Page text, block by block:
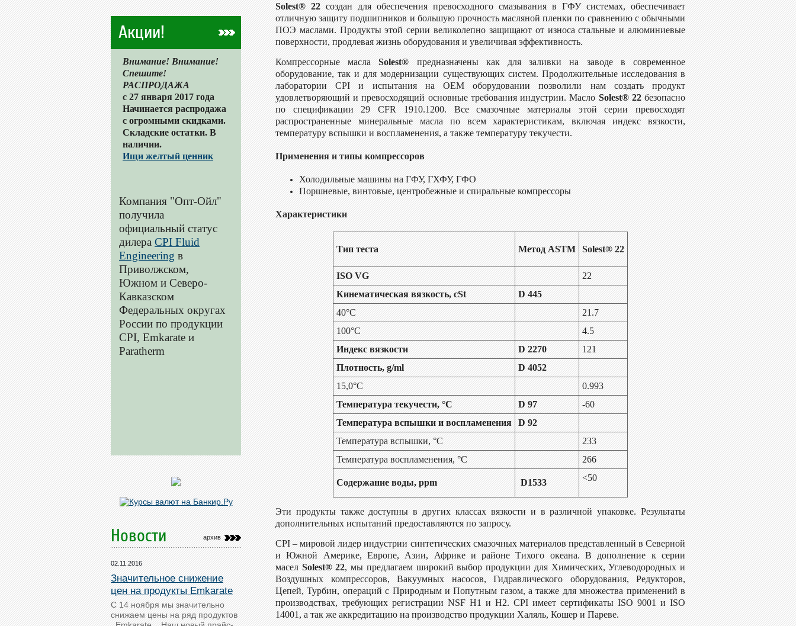
Акции!
Внимание! Внимание!
Спешите!
РАСПРОДАЖА
с 27 января 2017 года
Начинается распродажа
с огромными скидками.
Складские остатки. В
наличии.
Ищи желтый ценник
Компания "Опт-Ойл"
получила
официальный статус
дилера CPI Fluid
Engineering в
Приволжском,
Южном и Северо-
Кавказском
Федеральных округах
России по продукции
CPI, Emkarate и
Paratherm
Новости архив
02.11.2016
Значительное снижение
цен на продукты Emkarate
С 14 ноября мы значительно
снижаем цены на ряд продуктов
Solest® 22создан для обеспечения превосходного смазывания в ГФУ системах, обеспечивает
отличную защиту подшипников и большую прочность масляной пленки по сравнению с обычными
ПОЭ маслами. Продукты этой серии великолепно защищают от износа стальные и алюминиевые
поверхности, продлевая жизнь оборудования и увеличивая эффективность.
Компрессорные маслаSolest®предназначены как для заливки на заводе в современное
оборудование, так и для модернизации существующих систем. Продолжительные исследования в
лаборатории CPI и испытания на OEM оборудовании позволили нам создать продукт
удовлетворяющий и превосходящий основные требования индустрии. МаслоSolest® 22безопасно
по спецификации 29 CFR 1910.1200. Все смазочные материалы этой серии превосходят
распространенные минеральные масла по всем характеристикам, включая индекс вязкости,
температуру вспышки и воспламенения, а также температуру текучести.
Применения и типы компрессоров
Холодильные машины на ГФУ, ГХФУ, ГФО
Поршневые, винтовые, центробежные и спиральные компрессоры
Характеристики
Тип теста Метод ASTM Solest® 22
ISO VG
22
Кинематическая вязкость, cSt
D 445
40°C
21.7
100°C
4.5
Индекс вязкости
D 2270
121
Плотность, g/ml
D 4052
15,0°C
0.993
Температура текучести, °C
D 97
-60
Температура вспышки и воспламенения
D 92
Температура вспышки, °C
233
Температура воспламенения, °C
266
Содержание воды, ppm D1533 <50
Эти продукты также доступны в других классах вязкости и в различной упаковке. Результаты
дополнительных испытаний предоставляются по запросу.
CPI – мировой лидер индустрии синтетических смазочных материалов представленный в Северной
и Южной Америке, Европе, Азии, Африке и районе Тихого океана. В дополнение к серии
маселSolest® 22, мы предлагаем широкий выбор продукции для Химических, Углеводородных и
Воздушных компрессоров, Вакуумных насосов, Гидравлического оборудования, Редукторов,
Цепей, Турбин, операций с Природным и Попутным газом, а также для множества применений в
производствах, требующих регистрации NSF H1 и H2. CPI имеет сертификаты ISO 9001 и ISO
14001, а так же аккредитацию на производство продукции Халяль, Кошер и Пареве.